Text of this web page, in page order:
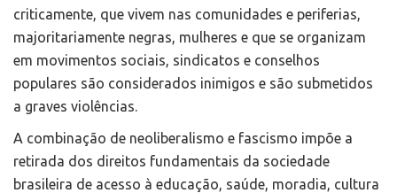
criticamente, que vivem nas comunidades e periferias,
majoritariamente negras, mulheres e que se organizam
em movimentos sociais, sindicatos e conselhos
populares são considerados inimigos e são submetidos
a graves violências.
A combinação de neoliberalismo e fascismo impõe a
retirada dos direitos fundamentais da sociedade
brasileira de acesso à educação, saúde, moradia, cultura